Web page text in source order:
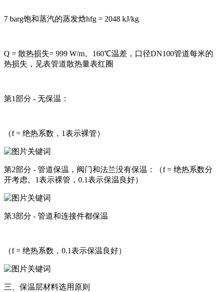
7 barg饱和蒸汽的蒸发焓hfg = 2048 kJ/kg
Q = 散热损失= 999 W/m。160℃温差，口径DN100管道每米的
热损失，见表管道散热量表红圈
第1部分 - 无保温：
（f = 绝热系数，1表示裸管）
第2部分 - 管道保温，阀门和法兰没有保温：（f = 绝热系数分
开考虑。1表示裸管，0.1表示保温良好）
第3部分 - 管道和连接件都保温
（f = 绝热系数，0.1表示保温良好）
三、保温层材料选用原则